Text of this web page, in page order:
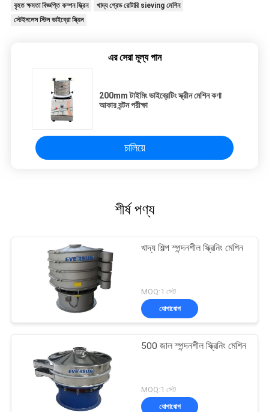
বৃহত ক্ষমতা বিজ্ঞপ্তি কম্পন স্ক্রিন
খাদ্য গ্রেড রোটারি sieving মেশিন
স্টেইনলেস স্টিল ভাইব্রো স্ক্রিন
এর সেরা মূল্য পান
200mm টাইমিং ভাইব্রেটিং স্ক্রীন মেশিন কণা
আকার বন্টন পরীক্ষা
চালিয়ে
শীর্ষ পণ্য
খাদ্য শিল্প স্পন্দনশীল স্ক্রিনিং মেশিন
MOQ:1 সেট
যোগাযোগ
500 জাল স্পন্দনশীল স্ক্রিনিং মেশিন
MOQ:1 সেট
যোগাযোগ